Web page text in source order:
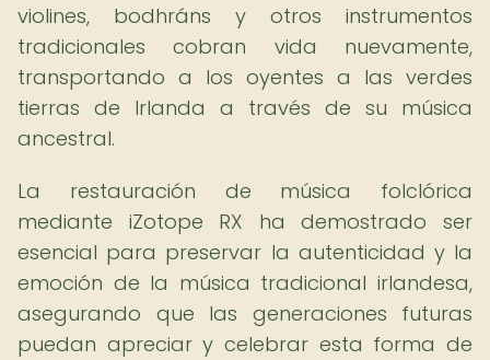
violines, bodhráns y otros instrumentos
tradicionales cobran vida nuevamente,
transportando a los oyentes a las verdes
tierras de Irlanda a través de su música
ancestral.
La restauración de música folclórica
mediante iZotope RX ha demostrado ser
esencial para preservar la autenticidad y la
emoción de la música tradicional irlandesa,
asegurando que las generaciones futuras
puedan apreciar y celebrar esta forma de